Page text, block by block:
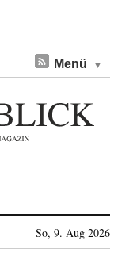
Menü
So, 9. Aug 2026